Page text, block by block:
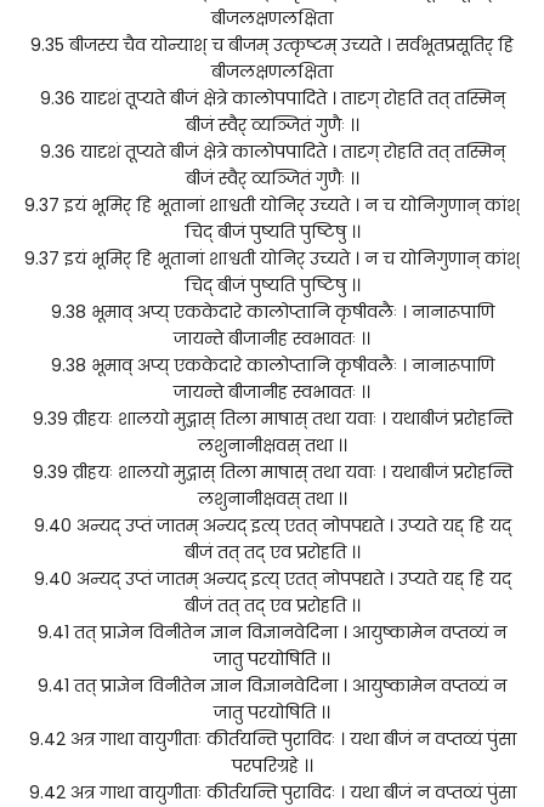
बीजलक्षणलक्षिता
9.35 बीजस्य चैव योन्याश् च बीजम् उत्कृष्टम् उच्यते । सर्वभूतप्रसूतिर् हि
बीजलक्षणलक्षिता
9.36 यादृशं तूप्यते बीजं क्षेत्रे कालोपपादिते । तादृग् रोहति तत् तस्मिन्
बीजं स्वैर् व्यञ्जितं गुणैः ।।
9.36 यादृशं तूप्यते बीजं क्षेत्रे कालोपपादिते । तादृग् रोहति तत् तस्मिन्
बीजं स्वैर् व्यञ्जितं गुणैः ।।
9.37 इयं भूमिर् हि भूतानां शाश्वती योनिर् उच्यते । न च योनिगुणान् कांश्
चिद् बीजं पुष्यति पुष्टिषु ।।
9.37 इयं भूमिर् हि भूतानां शाश्वती योनिर् उच्यते । न च योनिगुणान् कांश्
चिद् बीजं पुष्यति पुष्टिषु ।।
9.38 भूमाव् अप्य् एककेदारे कालोप्तानि कृषीवलैः । नानारूपाणि
जायन्ते बीजानीह स्वभावतः ।।
9.38 भूमाव् अप्य् एककेदारे कालोप्तानि कृषीवलैः । नानारूपाणि
जायन्ते बीजानीह स्वभावतः ।।
9.39 व्रीहयः शालयो मुद्गास् तिला माषास् तथा यवाः । यथाबीजं प्ररोहन्ति
लशुनानीक्षवस् तथा ।।
9.39 व्रीहयः शालयो मुद्गास् तिला माषास् तथा यवाः । यथाबीजं प्ररोहन्ति
लशुनानीक्षवस् तथा ।।
9.40 अन्यद् उप्तं जातम् अन्यद् इत्य् एतत् नोपपद्यते । उप्यते यद्द् हि यद्
बीजं तत् तद् एव प्ररोहति ।।
9.40 अन्यद् उप्तं जातम् अन्यद् इत्य् एतत् नोपपद्यते । उप्यते यद्द् हि यद्
बीजं तत् तद् एव प्ररोहति ।।
9.41 तत् प्राज्ञेन विनीतेन ज्ञान विज्ञानवेदिना । आयुष्कामेन वप्तव्यं न
जातु परयोषिति ।।
9.41 तत् प्राज्ञेन विनीतेन ज्ञान विज्ञानवेदिना । आयुष्कामेन वप्तव्यं न
जातु परयोषिति ।।
9.42 अत्र गाथा वायुगीताः कीर्तयन्ति पुराविदः । यथा बीजं न वप्तव्यं पुंसा
परपरिग्रहे ।।
9.42 अत्र गाथा वायुगीताः कीर्तयन्ति पुराविदः । यथा बीजं न वप्तव्यं पुंसा